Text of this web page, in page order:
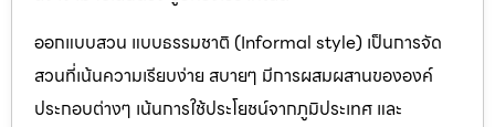
ออกแบบสวน แบบธรรมชาติ (Informal style) เป็นการจัด
สวนที่เน้นความเรียบง่าย สบายๆ มีการผสมผสานขององค์
ประกอบต่างๆ เน้นการใช้ประโยชน์จากภูมิประเทศ และ